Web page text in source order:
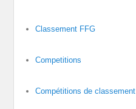
Classement FFG
Competitions
Compétitions de classement